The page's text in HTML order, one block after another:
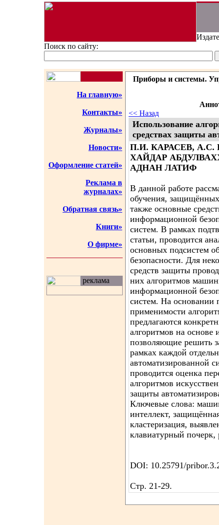
Поиск по сайту:
На главную»
Контакты»
Журналы»
Новости»
Оформление статей»
Реклама в
журналах»
Обратная связь»
Книги»
О фирме»
реклама
Приборы и системы.
<< Назад
Использование
средствах защиты
П.И. КАРАСЕВ,
ХАЙДАР
АДНАН ЛАТИФ
В данной работе
обучения,
также основные
информационной
систем. В рамках
статьи, проводится
основных подсистем
безопасности. Для
средств защиты
них алгоритмов
информационной
систем. На основании
применимости
предлагаются
алгоритмов на основе
позволяющие решить
рамках каждой
автоматизированной
проводится оценка
алгоритмов
защиты
Ключевые слова:
интеллект,
кластеризация,
клавиатурный почерк,
DOI: 10.25791/
Стр. 21-29.